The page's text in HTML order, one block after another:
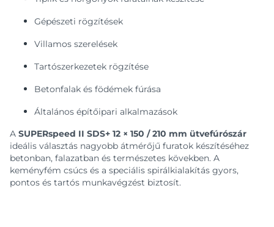
Gépészeti rögzítések
Villamos szerelések
Tartószerkezetek rögzítése
Betonfalak és födémek fúrása
Általános építőipari alkalmazások
A SUPERspeed II SDS+ 12 × 150 / 210 mm ütvefúrószár
ideális választás nagyobb átmérőjű furatok készítéséhez
betonban, falazatban és természetes kövekben. A
keményfém csúcs és a speciális spirálkialakítás gyors,
pontos és tartós munkavégzést biztosít.